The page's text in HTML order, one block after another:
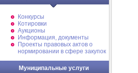
Конкурсы
Котировки
Аукционы
Информация, документы
Проекты правовых актов о
нормировании в сфере закупок
Муниципальные услуги